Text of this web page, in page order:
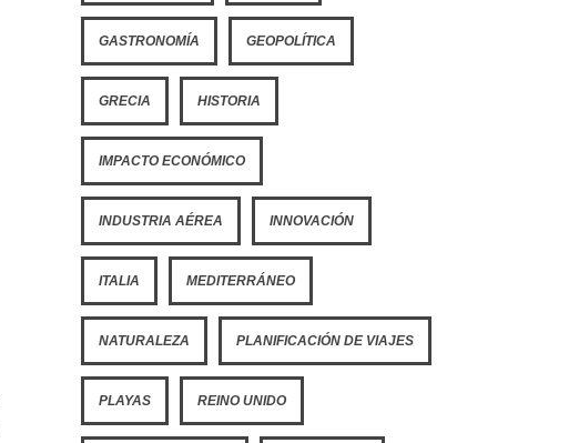
GASTRONOMÍA GEOPOLÍTICA
GRECIA HISTORIA
IMPACTO ECONÓMICO
INDUSTRIA AÉREA INNOVACIÓN
ITALIA MEDITERRÁNEO
NATURALEZA PLANIFICACIÓN DE VIAJES
PLAYAS REINO UNIDO